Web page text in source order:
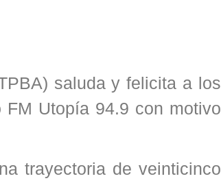
saluda y felicita a los
Utopía 94.9 con motivo
trayectoria de veinticinco